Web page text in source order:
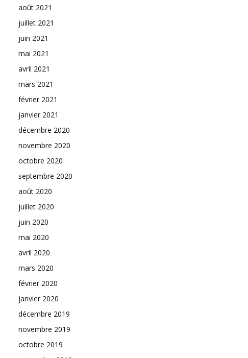
août 2021
juillet 2021
juin 2021
mai 2021
avril 2021
mars 2021
février 2021
janvier 2021
décembre 2020
novembre 2020
octobre 2020
septembre 2020
août 2020
juillet 2020
juin 2020
mai 2020
avril 2020
mars 2020
février 2020
janvier 2020
décembre 2019
novembre 2019
octobre 2019